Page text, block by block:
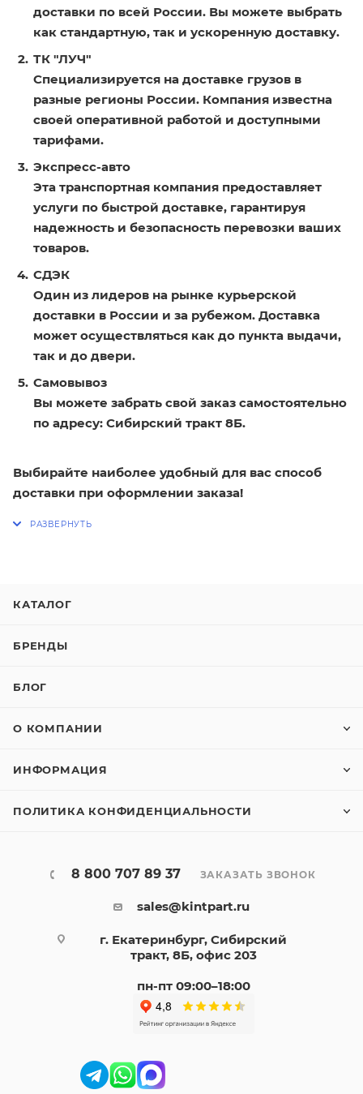
доставки по всей России. Вы можете выбрать
как стандартную, так и ускоренную доставку.
ТК "ЛУЧ"
Специализируется на доставке грузов в
разные регионы России. Компания известна
своей оперативной работой и доступными
тарифами.
Экспресс-авто
Эта транспортная компания предоставляет
услуги по быстрой доставке, гарантируя
надежность и безопасность перевозки ваших
товаров.
СДЭК
Один из лидеров на рынке курьерской
доставки в России и за рубежом. Доставка
может осуществляться как до пункта выдачи,
так и до двери.
Самовывоз
Вы можете забрать свой заказ самостоятельно
по адресу: Сибирский тракт 8Б.
Выбирайте наиболее удобный для вас способ
доставки при оформлении заказа!
КАТАЛОГ
БРЕНДЫ
БЛОГ
О КОМПАНИИ
ИНФОРМАЦИЯ
ПОЛИТИКА КОНФИДЕНЦИАЛЬНОСТИ
8 800 707 89 37 ЗАКАЗАТЬ ЗВОНОК
sales@kintpart.ru
г. Екатеринбург, Сибирский
тракт, 8Б, офис 203
пн-пт 09:00–18:00